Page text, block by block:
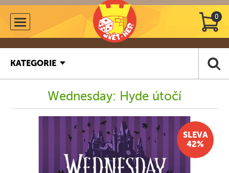
0
KATEGORIE
Wednesday: Hyde útočí
SLEVA
42%